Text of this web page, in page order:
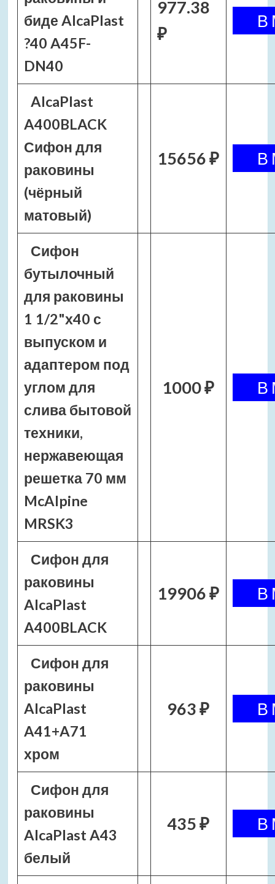
биде AlcaPlast
?40 A45F-
DN40
977.38
₽
AlcaPlast
A400BLACK
Сифон для
раковины
(чёрный
матовый)
15656 ₽
Сифон
бутылочный
для раковины
1 1/2"х40 с
выпуском и
адаптером под
углом для
слива бытовой
техники,
нержавеющая
решетка 70 мм
McAlpine
MRSK3
1000 ₽
Сифон для
раковины
AlcaPlast
A400BLACK
19906 ₽
Сифон для
раковины
AlcaPlast
A41+A71
хром
963 ₽
Сифон для
раковины
AlcaPlast A43
белый
435 ₽